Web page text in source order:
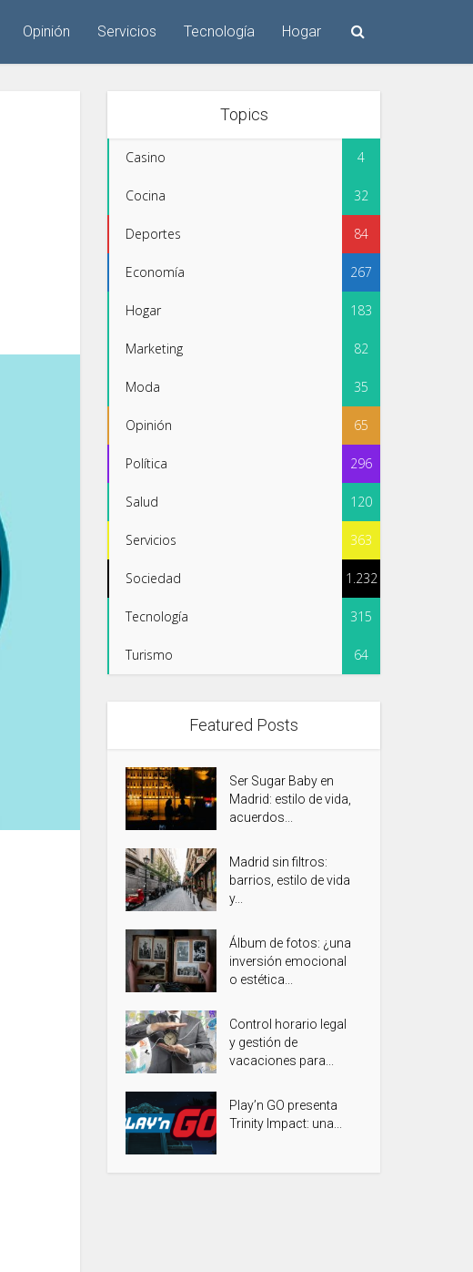
Opinión Servicios Tecnología Hogar
Topics
Casino 4
Cocina 32
Deportes 84
Economía 267
Hogar 183
Marketing 82
Moda 35
Opinión 65
Política 296
Salud 120
Servicios 363
Sociedad 1.232
Tecnología 315
Turismo 64
Featured Posts
Ser Sugar Baby en
Madrid: estilo de vida,
acuerdos...
Madrid sin filtros:
barrios, estilo de vida
y...
Álbum de fotos: ¿una
inversión emocional
o estética...
Control horario legal
y gestión de
vacaciones para...
Play’n GO presenta
Trinity Impact: una...